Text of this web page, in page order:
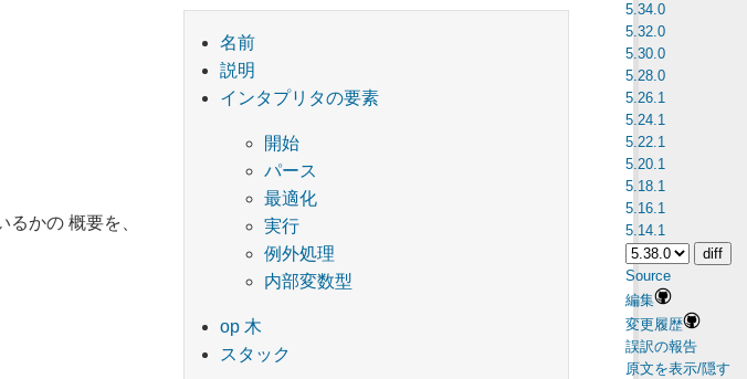
5.34.0
5.32.0
5.30.0
5.28.0
5.26.1
5.24.1
5.22.1
5.20.1
5.18.1
5.16.1
5.14.1
Source
編集
変更履歴
誤訳の報告
原文を表示/隠す
名前
説明
インタプリタの要素
開始
パース
最適化
実行
例外処理
内部変数型
op 木
スタック
かの 概要を、